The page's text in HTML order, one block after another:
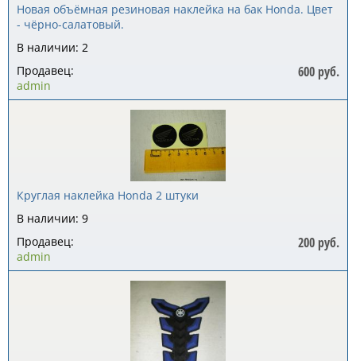
Новая объёмная резиновая наклейка на бак Honda. Цвет
- чёрно-салатовый.
В наличии: 2
600 руб.
Продавец:
admin
Круглая наклейка Honda 2 штуки
В наличии: 9
200 руб.
Продавец:
admin